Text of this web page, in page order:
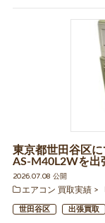
東京都世田谷区
AS-M40L2Wを出
2026.07.08 公開
エアコン 買取実績
世田谷区 出張買取